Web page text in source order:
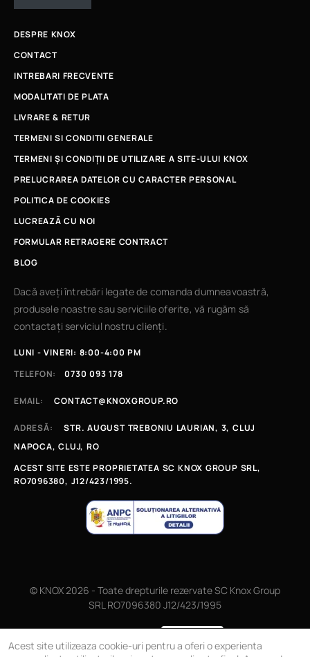
DESPRE KNOX
CONTACT
INTREBARI FRECVENTE
MODALITATI DE PLATA
LIVRARE & RETUR
TERMENI SI CONDITII GENERALE
TERMENI ȘI CONDIȚII DE UTILIZARE A SITE-ULUI KNOX
PRELUCRAREA DATELOR CU CARACTER PERSONAL
POLITICA DE COOKIES
LUCREAZÃ CU NOI
FORMULAR RETRAGERE CONTRACT
BLOG
Dacă aveți întrebări legate de comanda dumneavoastră,
produsele noastre sau serviciile oferite, vă rugăm să
contactați serviciul nostru clienți.
LUNI - VINERI: 8:00-4:00 PM
TELEFON:
0730 093 178
EMAIL: CONTACT@KNOXGROUP.RO
ADRESĂ:
STR. AUGUST TREBONIU LAURIAN, 3, CLUJ
NAPOCA, CLUJ, RO
ACEST SITE ESTE PROPRIETATEA SC KNOX GROUP SRL,
RO7096380, J12/423/1995.
© KNOX 2026 - Toate drepturile rezervate SC Knox Group
SRL RO7096380 J12/423/1995
Acest site utilizeaza cookie-uri pentru a oferi o experienta